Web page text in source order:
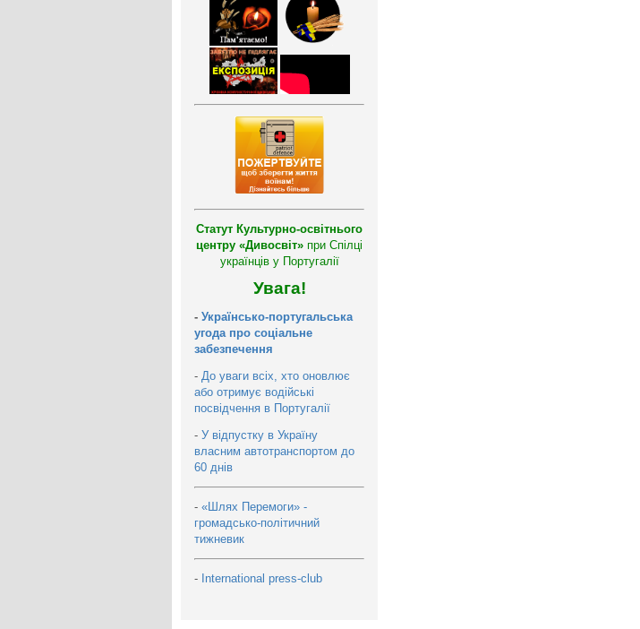
Статут Культурно-освітнього
центру «Дивосвіт» при Спілці
українців у Португалії
Увага!
- Українсько-португальська
угода про соціальне
забезпечення
- До уваги всіх, хто оновлює
або отримує водійські
посвідчення в Португалії
- У відпустку в Україну
власним автотранспортом до
60 днів
- «Шлях Перемоги» -
громадсько-політичний
тижневик
- International press-club